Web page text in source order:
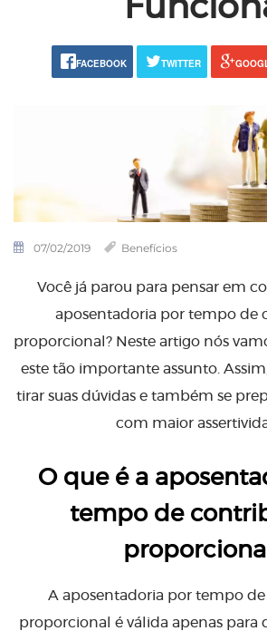
FACEBOOK TWITTER
07/02/2019 Benefícios
Você já parou para pensar em
aposentadoria por tempo de
proporcional? Neste artigo nós
este tão importante assunto.
tirar suas dúvidas e também se
com maior
O que é a
tempo de
A aposentadoria por tempo
proporcional é válida apenas para